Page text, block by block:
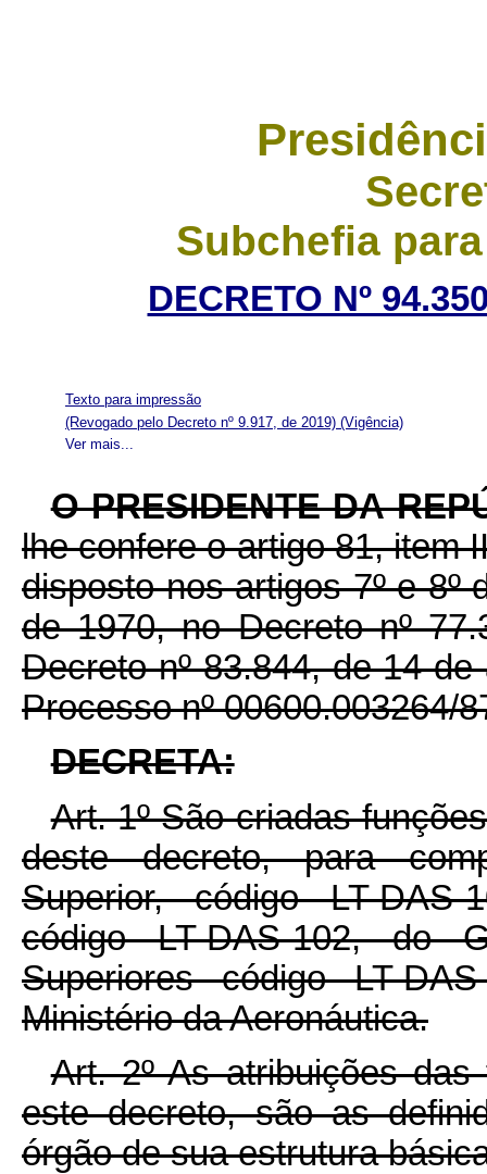
Subchefia
DECRETO Nº
Texto para impressão
Ver mais...
(Revogado pelo Decreto nº 9.917, de 2019) (Vigência)
O PRESIDENTE DA
lhe confere o artigo 81, item
disposto nos artigos 7º e 8º
de 1970, no Decreto nº
Decreto nº 83.844, de 14
Processo nº 00600.003264/
DECRETA:
Art. 1º São criadas
deste decreto, para
Superior, código LT-
código LT-DAS-102, do
Superiores código LT-
Ministério da Aeronáutica.
Art. 2º As atribuições
este decreto, são as
órgão de sua estrutura